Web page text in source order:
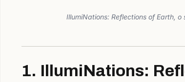
IllumiNations: Reflections of Earth,
1. IllumiNations: